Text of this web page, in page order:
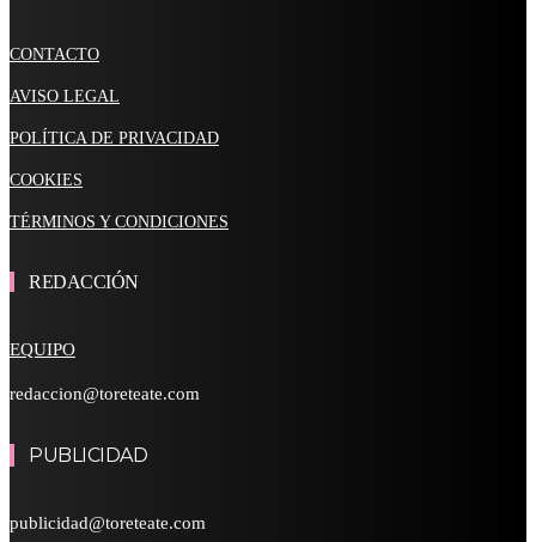
CONTACTO
AVISO LEGAL
POLÍTICA DE PRIVACIDAD
COOKIES
TÉRMINOS Y CONDICIONES
REDACCIÓN
EQUIPO
redaccion@toreteate.com
PUBLICIDAD
publicidad@toreteate.com